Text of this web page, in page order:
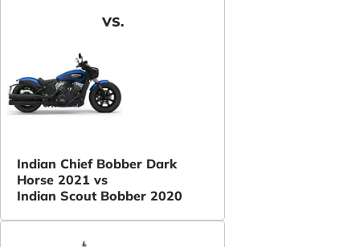
VS.
Indian Chief Bobber Dark
Horse 2021 vs
Indian Scout Bobber 2020